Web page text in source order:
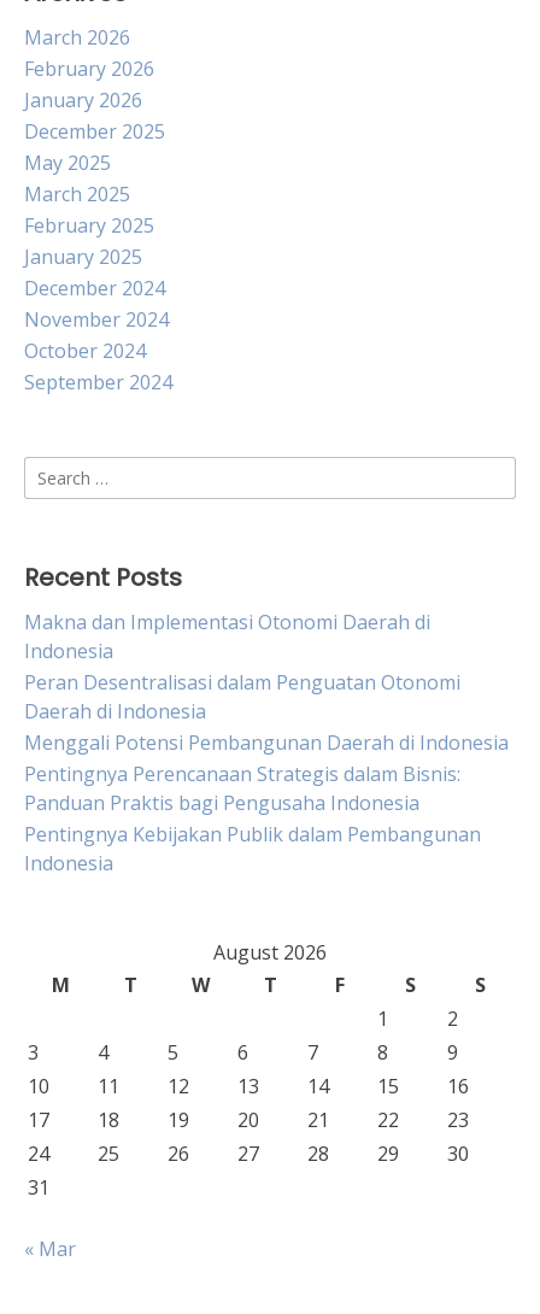
March 2026
February 2026
January 2026
December 2025
May 2025
March 2025
February 2025
January 2025
December 2024
November 2024
October 2024
September 2024
Search
for:
Recent Posts
Makna dan Implementasi Otonomi Daerah di
Indonesia
Peran Desentralisasi dalam Penguatan Otonomi
Daerah di Indonesia
Menggali Potensi Pembangunan Daerah di Indonesia
Pentingnya Perencanaan Strategis dalam Bisnis:
Panduan Praktis bagi Pengusaha Indonesia
Pentingnya Kebijakan Publik dalam Pembangunan
Indonesia
August 2026
M
T W T F S
S
1
2
3
4 5 6 7 8
9
10
11 12 13 14 15
16
17
18 19 20 21 22
23
24
25 26 27 28 29
30
31
« Mar